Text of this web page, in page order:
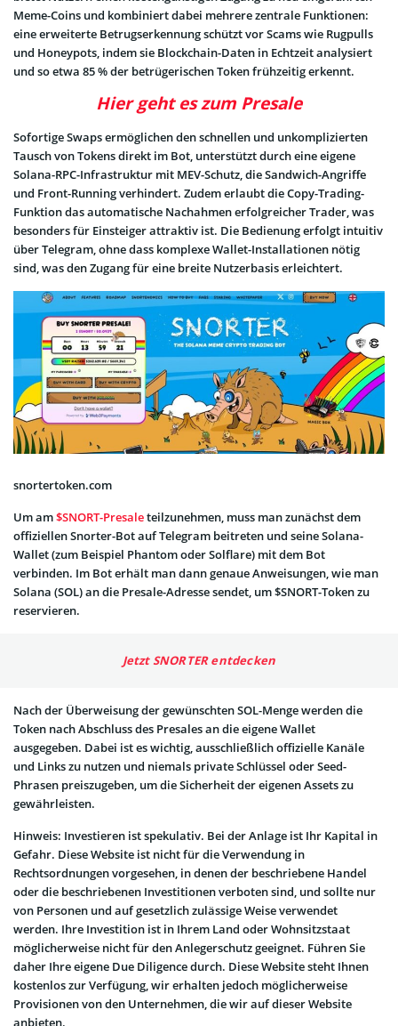
Meme-Coins und kombiniert dabei mehrere zentrale Funktionen:
eine erweiterte Betrugserkennung schützt vor Scams wie Rugpulls
und Honeypots, indem sie Blockchain-Daten in Echtzeit analysiert
und so etwa 85 % der betrügerischen Token frühzeitig erkennt.
Hier geht es zum Presale
Sofortige Swaps ermöglichen den schnellen und unkomplizierten
Tausch von Tokens direkt im Bot, unterstützt durch eine eigene
Solana-RPC-Infrastruktur mit MEV-Schutz, die Sandwich-Angriffe
und Front-Running verhindert. Zudem erlaubt die Copy-Trading-
Funktion das automatische Nachahmen erfolgreicher Trader, was
besonders für Einsteiger attraktiv ist. Die Bedienung erfolgt intuitiv
über Telegram, ohne dass komplexe Wallet-Installationen nötig
sind, was den Zugang für eine breite Nutzerbasis erleichtert.
snortertoken.com
Um am$SNORT-Presaleteilzunehmen, muss man zunächst dem
offiziellen Snorter-Bot auf Telegram beitreten und seine Solana-
Wallet (zum Beispiel Phantom oder Solflare) mit dem Bot
verbinden. Im Bot erhält man dann genaue Anweisungen, wie man
Solana (SOL) an die Presale-Adresse sendet, um $SNORT-Token zu
reservieren.
Jetzt SNORTER entdecken
Nach der Überweisung der gewünschten SOL-Menge werden die
Token nach Abschluss des Presales an die eigene Wallet
ausgegeben. Dabei ist es wichtig, ausschließlich offizielle Kanäle
und Links zu nutzen und niemals private Schlüssel oder Seed-
Phrasen preiszugeben, um die Sicherheit der eigenen Assets zu
gewährleisten.
Hinweis: Investieren ist spekulativ. Bei der Anlage ist Ihr Kapital in
Gefahr. Diese Website ist nicht für die Verwendung in
Rechtsordnungen vorgesehen, in denen der beschriebene Handel
oder die beschriebenen Investitionen verboten sind, und sollte nur
von Personen und auf gesetzlich zulässige Weise verwendet
werden. Ihre Investition ist in Ihrem Land oder Wohnsitzstaat
möglicherweise nicht für den Anlegerschutz geeignet. Führen Sie
daher Ihre eigene Due Diligence durch. Diese Website steht Ihnen
kostenlos zur Verfügung, wir erhalten jedoch möglicherweise
Provisionen von den Unternehmen, die wir auf dieser Website